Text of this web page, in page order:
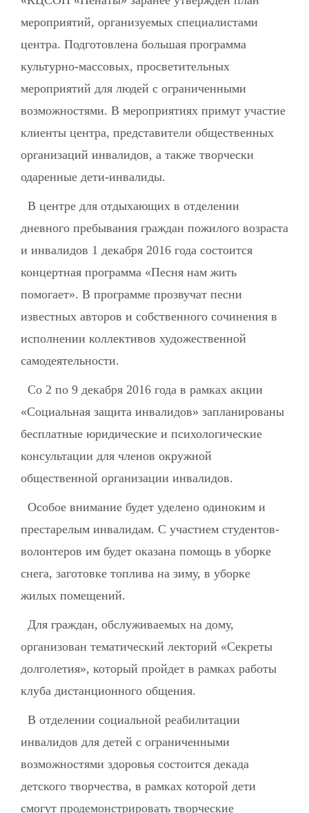
мероприятий, организуемых специалистами
центра. Подготовлена большая программа
культурно-массовых, просветительных
мероприятий для людей с ограниченными
возможностями. В мероприятиях примут участие
клиенты центра, представители общественных
организаций инвалидов, а также творчески
одаренные дети-инвалиды.
В центре для отдыхающих в отделении
дневного пребывания граждан пожилого возраста
и инвалидов 1 декабря 2016 года состоится
концертная программа «Песня нам жить
помогает». В программе прозвучат песни
известных авторов и собственного сочинения в
исполнении коллективов художественной
самодеятельности.
Со 2 по 9 декабря 2016 года в рамках акции
«Социальная защита инвалидов» запланированы
бесплатные юридические и психологические
консультации для членов окружной
общественной организации инвалидов.
Особое внимание будет уделено одиноким и
престарелым инвалидам. С участием студентов-
волонтеров им будет оказана помощь в уборке
снега, заготовке топлива на зиму, в уборке
жилых помещений.
Для граждан, обслуживаемых на дому,
организован тематический лекторий «Секреты
долголетия», который пройдет в рамках работы
клуба дистанционного общения.
В отделении социальной реабилитации
инвалидов для детей с ограниченными
возможностями здоровья состоится декада
детского творчества, в рамках которой дети
смогут продемонстрировать творческие